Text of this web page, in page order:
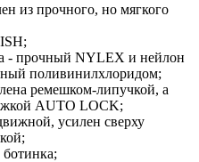
из прочного, но мягкого
- прочный NYLEX и нейлон
поливинилхлоридом;
ремешком-липучкой, а
AUTO LOCK;
усилен сверху